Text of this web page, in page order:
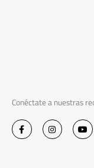
Conéctate a nuestras
F
a
c
I
n
s
Y
o
u